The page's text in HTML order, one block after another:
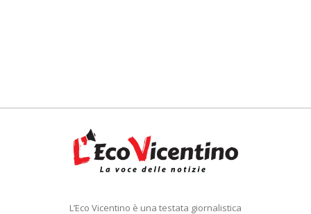
L’Eco Vicentino è una testata giornalistica